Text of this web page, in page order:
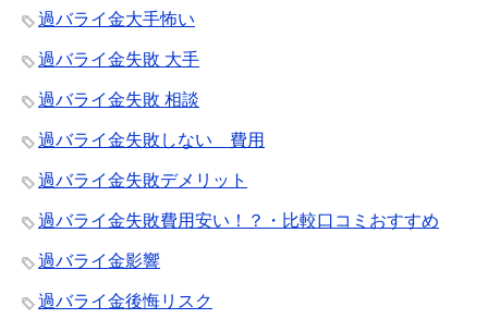
過バライ金大手怖い
過バライ金失敗 大手
過バライ金失敗 相談
過バライ金失敗しない 費用
過バライ金失敗デメリット
過バライ金失敗費用安い！？・比較口コミおすすめ
過バライ金影響
過バライ金後悔リスク